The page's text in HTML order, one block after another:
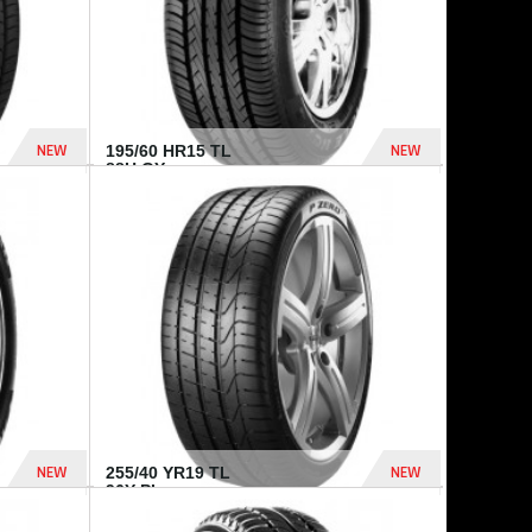
NEW
955 Dhs
195/60 HR15 TL
88H GY...
NEW
NEW
255/40 YR19 TL
96Y PI...
NEW